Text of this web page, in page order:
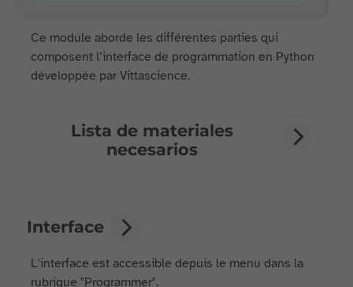
Ce module aborde les différentes parties qui
composent l’interface de programmation en Python
développée par Vittascience.
Lista de materiales
necesarios
Interface
L'interface est accessible depuis le menu dans la
rubrique "Programmer".